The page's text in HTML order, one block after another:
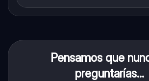
Pensamos que
preguntarías...